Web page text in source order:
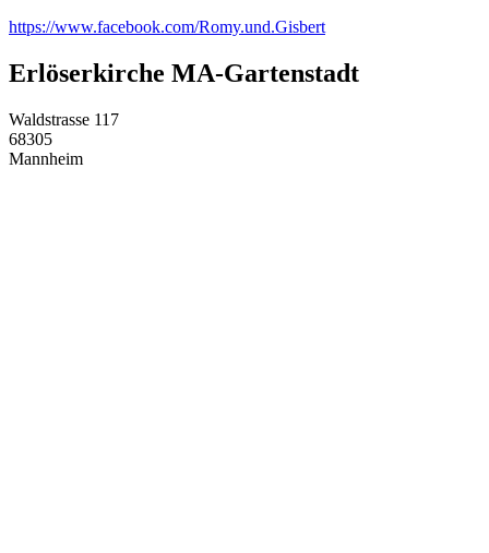
https://www.facebook.com/Romy.und.Gisbert
Erlöserkirche MA-Gartenstadt
Waldstrasse 117
68305
Mannheim